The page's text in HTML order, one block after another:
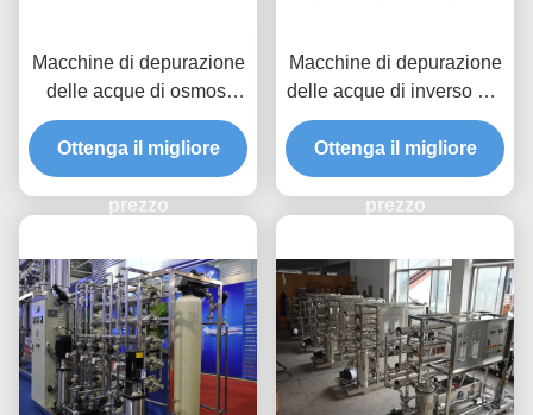
Macchine di depurazione
delle acque di osmosi
inversa 1.5Mpa 8000L/H
Ottenga il migliore
prezzo
Macchine di depurazione
delle acque di inverso del
Ro di 1000LPH FRP
SS304
Ottenga il migliore
prezzo